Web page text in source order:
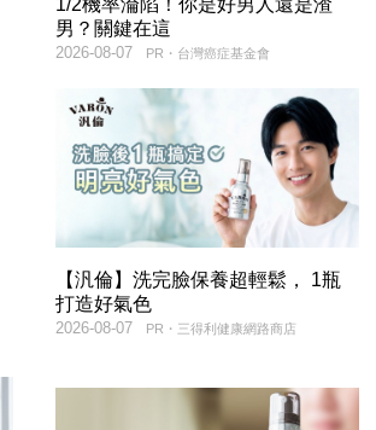
1/2機率淪陷！你是好男人還是渣
男？關鍵在這
PR・台灣癌症基金會
2026-08-07
【汎倫】洗完臉保養超輕鬆， 1瓶
打造好氣色
PR・三得利健康網路商店
2026-08-07